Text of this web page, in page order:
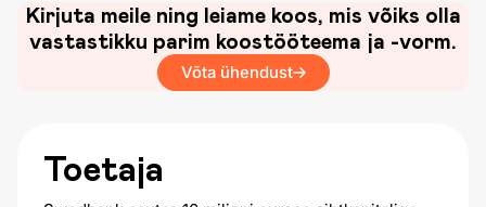
Kirjuta meile ning leiame koos, mis võiks olla
vastastikku parim koostööteema ja -vorm.
Võta ühendust
Toetaja